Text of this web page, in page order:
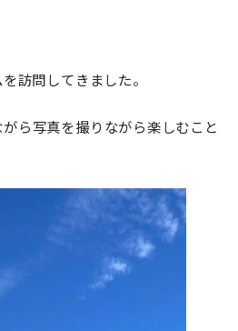
訪問してきました。
ら写真を撮りながら楽しむこと